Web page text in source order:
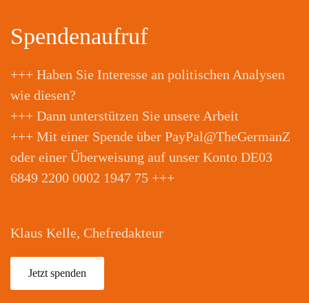
Spendenaufruf
+++ Haben Sie Interesse an politischen Analysen
wie diesen?
+++ Dann unterstützen Sie unsere Arbeit
+++ Mit einer Spende über PayPal@TheGermanZ
oder einer Überweisung auf unser Konto DE03
6849 2200 0002 1947 75 +++
Klaus Kelle, Chefredakteur
Jetzt spenden